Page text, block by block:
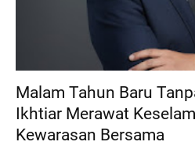
Malam Tahun Baru
Ikhtiar Merawat
Kewarasan Bersama